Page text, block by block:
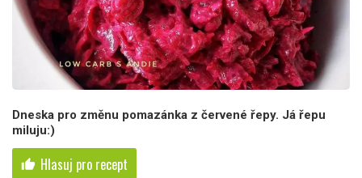
Dneska pro změnu pomazánka z červené řepy. Já řepu
miluju:)
thumb_up Hlasuj pro recept